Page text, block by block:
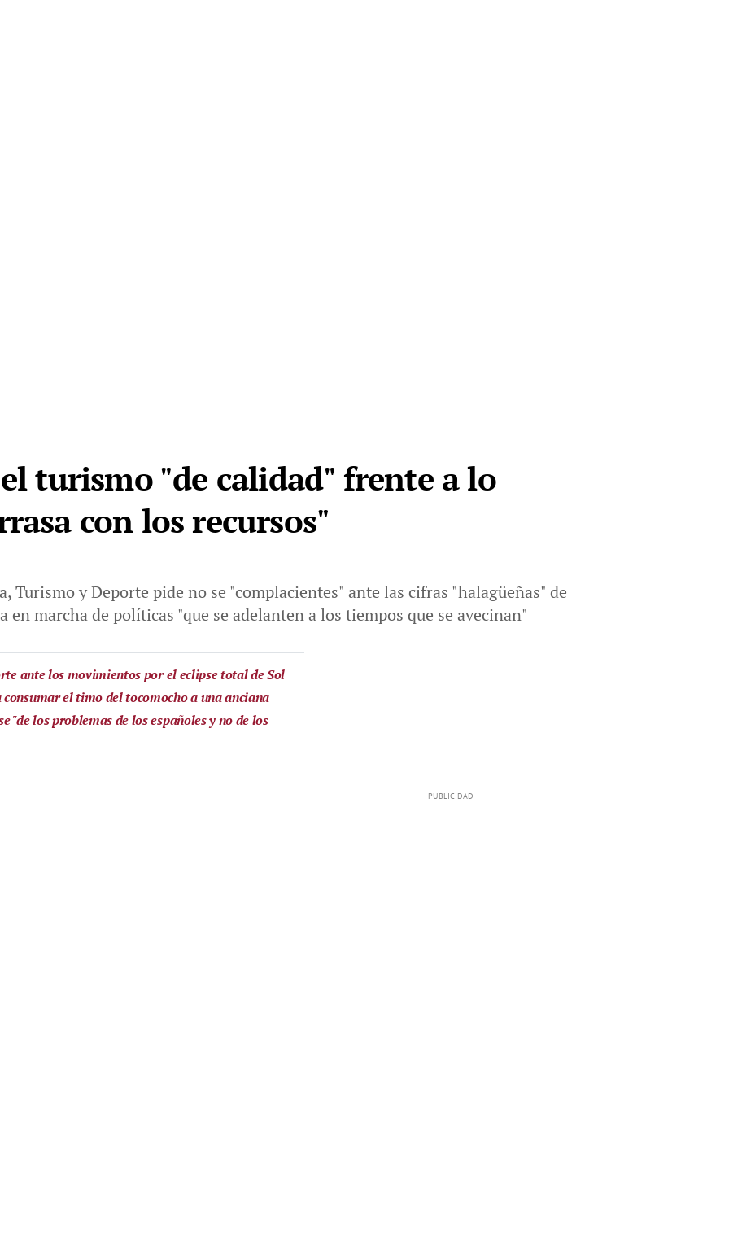
turismo "de calidad" frente a lo
con los recursos"
Turismo y Deporte pide no se "complacientes" ante las cifras "halagüeñas" de
en marcha de políticas "que se adelanten a los tiempos que se avecinan"
ante los movimientos por el eclipse total de Sol
el timo del tocomocho a una anciana
"de los problemas de los españoles y no de los